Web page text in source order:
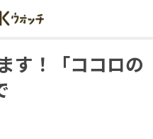
す！「ココロの